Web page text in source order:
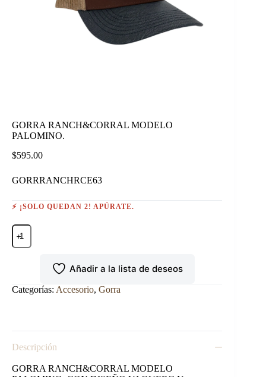
GORRA RANCH&CORRAL MODELO
PALOMINO.
$595.00
GORRRANCHRCE63
⚡ ¡SOLO QUEDAN 2! APÚRATE.
GORRA
RANCH&CORRAL
MODELO
Añadir a la lista de deseos
Categorías: Accesorio, Gorra
Descripción
GORRA RANCH&CORRAL MODELO